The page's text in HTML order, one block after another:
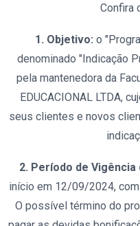
Confira
1. Objetivo: o
denominado "Indicação
pela mantenedora da
EDUCACIONAL LTDA,
seus clientes e novos
2. Período de Vigência
início em 12/09/2024,
O possível término do